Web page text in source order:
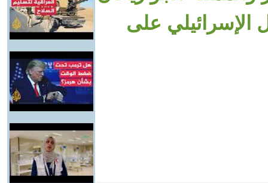
الإسرائيلي على